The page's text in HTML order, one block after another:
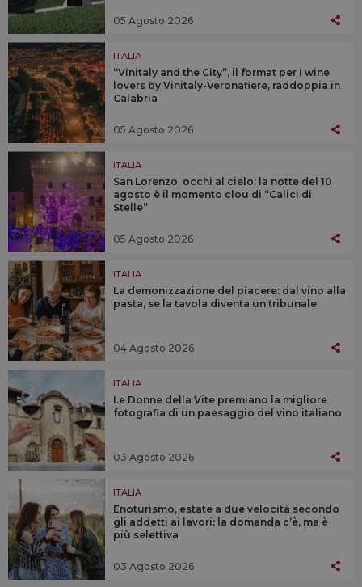
05 Agosto 2026
ITALIA
“Vinitaly and the City”, il format per i wine
lovers by Vinitaly-Veronafiere, raddoppia in
Calabria
05 Agosto 2026
ITALIA
San Lorenzo, occhi al cielo: la notte del 10
agosto è il momento clou di “Calici di
Stelle”
05 Agosto 2026
ITALIA
La demonizzazione del piacere: dal vino alla
pasta, se la tavola diventa un tribunale
04 Agosto 2026
ITALIA
Le Donne della Vite premiano la migliore
fotografia di un paesaggio del vino italiano
03 Agosto 2026
ITALIA
Enoturismo, estate a due velocità secondo
gli addetti ai lavori: la domanda c’è, ma è
più selettiva
03 Agosto 2026